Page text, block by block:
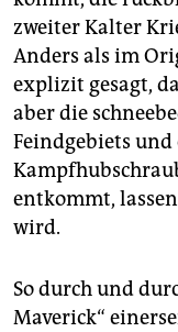
zweiter Kalter
Anders als im
explizit gesagt,
aber die
Feindgebiets
entkommt,
wird.
So durch und
Maverick“